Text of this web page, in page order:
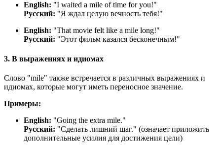
English: "I waited a mile of time for you!"
Русский: "Я ждал целую вечность тебя!"
English: "That movie felt like a mile long!"
Русский: "Этот фильм казался бесконечным!"
3. В выражениях и идиомах
Слово "mile" также встречается в различных выражениях и
идиомах, которые могут иметь переносное значение.
Примеры:
English: "Going the extra mile."
Русский: "Сделать лишний шаг." (означает приложить
дополнительные усилия для достижения цели)